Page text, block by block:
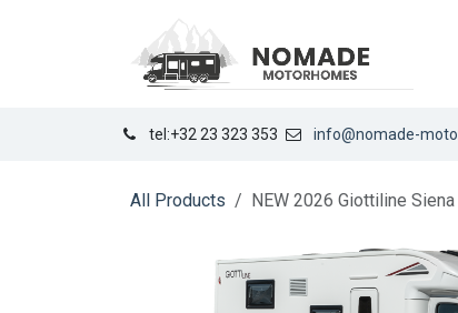
tel:+32 23 323 353 info@nomade-
All Products NEW 2026 Giottiline